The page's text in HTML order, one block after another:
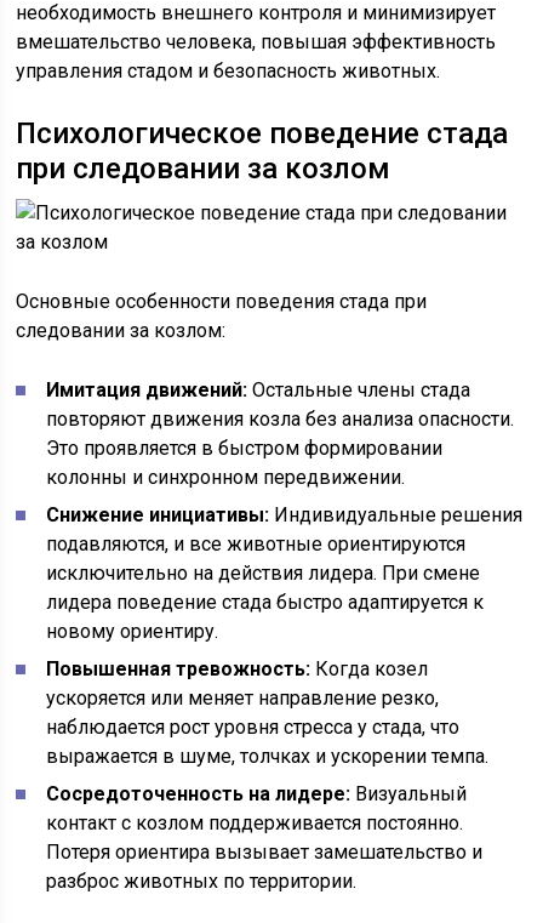
необходимость внешнего контроля и минимизирует
вмешательство человека, повышая эффективность
управления стадом и безопасность животных.
Психологическое поведение стада
при следовании за козлом
Основные особенности поведения стада при
следовании за козлом:
Имитация движений: Остальные члены стада
повторяют движения козла без анализа опасности.
Это проявляется в быстром формировании
колонны и синхронном передвижении.
Снижение инициативы: Индивидуальные решения
подавляются, и все животные ориентируются
исключительно на действия лидера. При смене
лидера поведение стада быстро адаптируется к
новому ориентиру.
Повышенная тревожность: Когда козел
ускоряется или меняет направление резко,
наблюдается рост уровня стресса у стада, что
выражается в шуме, толчках и ускорении темпа.
Сосредоточенность на лидере: Визуальный
контакт с козлом поддерживается постоянно.
Потеря ориентира вызывает замешательство и
разброс животных по территории.